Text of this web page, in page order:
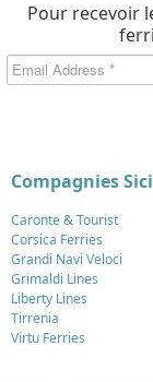
Pour recevoir
Compagnies
Caronte & Tourist
Corsica Ferries
Grandi Navi Veloci
Grimaldi Lines
Liberty Lines
Tirrenia
Virtu Ferries